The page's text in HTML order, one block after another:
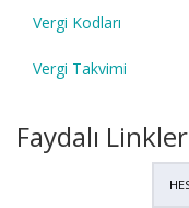
Vergi Kodları
Vergi Takvimi
Faydalı Linkler